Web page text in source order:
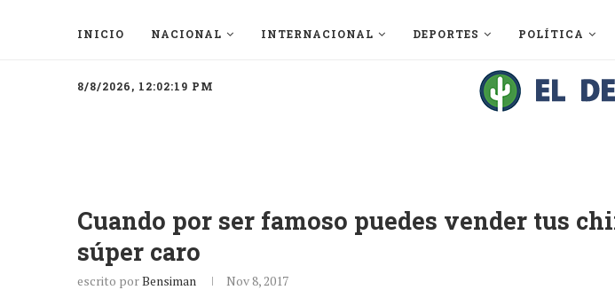
INICIO NACIONAL INTERNACIONAL DEPORTES POLÍTICA
8/8/2026, 12:02:19 PM
Cuando por ser famoso puedes vender tus
súper caro
escrito porBensiman Nov 8, 2017